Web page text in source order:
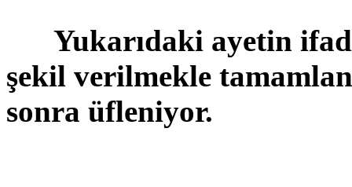
Yukarıdaki ayetin
şekil verilmekle
sonra üfleniyor.